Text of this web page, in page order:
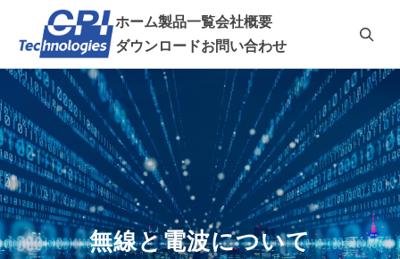
ホーム製品一覧会社概要
ダウンロードお問い合わせ
無線と電波について